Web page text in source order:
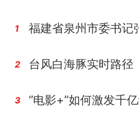
1
2 台风白海豚实时路径
3